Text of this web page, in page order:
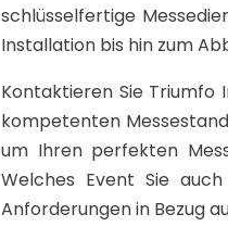
schlüsselfertige
Installation bis hin zum
Kontaktieren Sie Triumfo
kompetenten
um Ihren perfekten
Welches Event Sie
Anforderungen in Bezug